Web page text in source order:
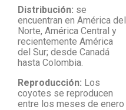
Distribución: se
encuentran en América del
Norte, América Central y
recientemente América
del Sur; desde Canadá
hasta Colombia.
Reproducción: Los
coyotes se reproducen
entre los meses de enero